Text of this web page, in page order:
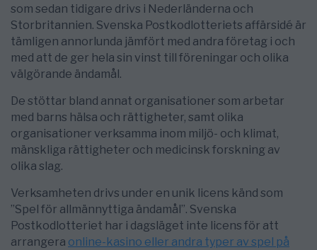
som sedan tidigare drivs i Nederländerna och
Storbritannien. Svenska Postkodlotteriets affärsidé är
tämligen annorlunda jämfört med andra företag i och
med att de ger hela sin vinst till föreningar och olika
välgörande ändamål.
De stöttar bland annat organisationer som arbetar
med barns hälsa och rättigheter, samt olika
organisationer verksamma inom miljö- och klimat,
mänskliga rättigheter och medicinsk forskning av
olika slag.
Verksamheten drivs under en unik licens känd som
”Spel för allmännyttiga ändamål”. Svenska
Postkodlotteriet har i dagsläget inte licens för att
arrangera online-kasino eller andra typer av spel på